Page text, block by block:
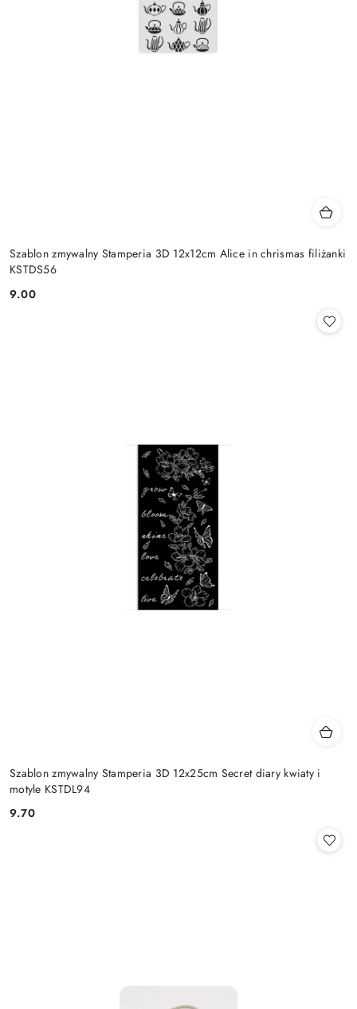
Szablon zmywalny Stamperia 3D 12x12cm Alice in chrismas filiżanki
KSTDS56
Cena:
9.00
Szablon zmywalny Stamperia 3D 12x25cm Secret diary kwiaty i
motyle KSTDL94
Cena:
9.70